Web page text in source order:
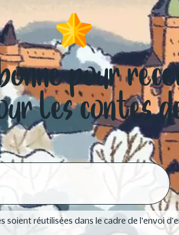
pour
les contes
soient réutilisées dans le cadre de l'envoi